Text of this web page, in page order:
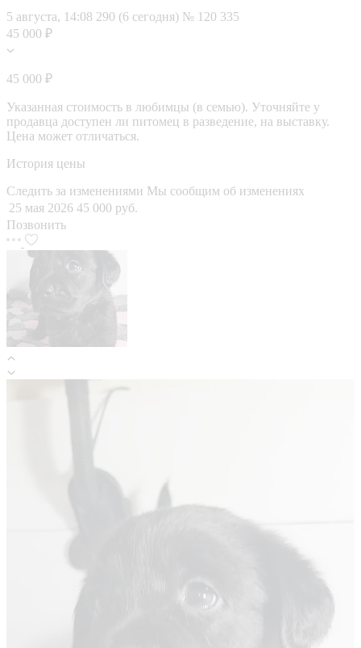
5 августа, 14:08 290 (6 сегодня) № 120 335
45 000 ₽
45 000 ₽
Указанная стоимость в любимцы (в семью). Уточняйте у
продавца доступен ли питомец в разведение, на выставку.
Цена может отличаться.
История цены
Следить за изменениями Мы сообщим об изменениях
25 мая 2026 45 000 руб.
Позвонить